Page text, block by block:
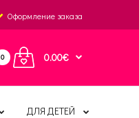
Оформление заказа
0 0.00€
ДЛЯ ДЕТЕЙ